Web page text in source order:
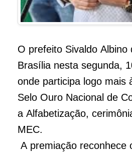
O prefeito Sivaldo Albino
Brasília nesta segunda,
onde participa logo mais
Selo Ouro Nacional de
a Alfabetização,
MEC.
A premiação reconhece